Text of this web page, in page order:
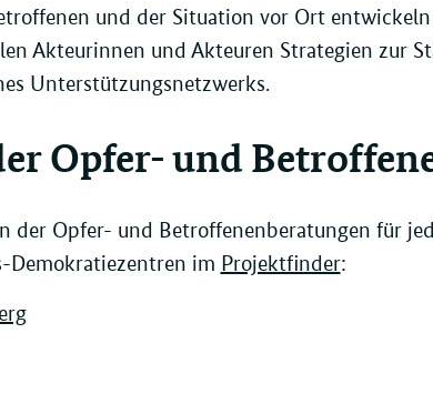
und der Situation vor Ort
Akteurinnen und Akteuren Strategien zur
Unterstützungsnetzwerks.
Opfer- und
der Opfer- und Betroffenenberatungen für
Demokratiezentren im Projektfinder: